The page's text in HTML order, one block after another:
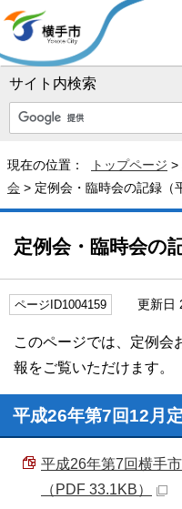
サイト内検索
現在の位置： トップページ >
会 > 定例会・臨時会の記録（
定例会・臨時会の
ページID1004159 更新日
このページでは、定例会
報をご覧いただけます。
平成26年第7回12月
平成26年第7回横手
（PDF 33.1KB）